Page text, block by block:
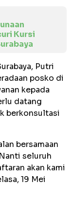
Kursi
Putri
posko di
kepada
datang
berkonsultasi
bersamaan
seluruh
akan kami
19 Mei